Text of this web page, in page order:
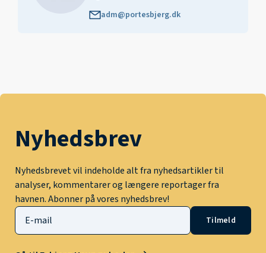
adm@portesbjerg.dk
Nyhedsbrev
Nyhedsbrevet vil indeholde alt fra nyhedsartikler til
analyser, kommentarer og længere reportager fra
havnen. Abonner på vores nyhedsbrev!
Tilmeld